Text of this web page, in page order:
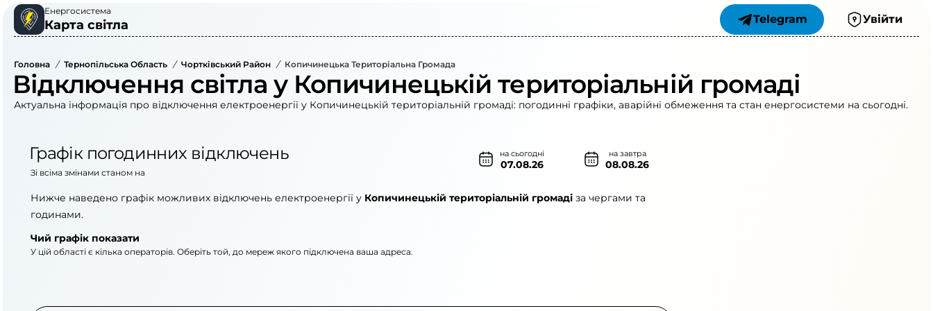
Енергосистема
Карта світла Telegram Увійти
Головна / Тернопільська Область / Чортківський Район / Копичинецька Територіальна Громада
Відключення світла у Копичинецькій територіальній громаді
Актуальна інформація про відключення електроенергії у Копичинецькій територіальній громаді: погодинні графіки, аварійні обмеження та стан енергосистеми на сьогодні.
Графік погодинних відключень на сьогодні
07.08.26
на завтра
08.08.26
Зі всіма змінами станом на
Нижче наведено графік можливих відключень електроенергії у Копичинецькій територіальній громаді за чергами та
годинами.
Чий графік показати
У цій області є кілька операторів. Оберіть той, до мереж якого підключена ваша адреса.